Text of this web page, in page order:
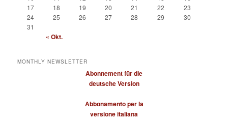
17
18 19 20 21 22
23
24
25 26 27 28 29
30
31
« Okt.
MONTHLY NEWSLETTER
Abonnement für die
deutsche Version
Abbonamento per la
versione italiana